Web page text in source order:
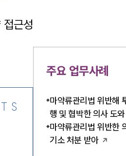
근성
주요 업무사례
마약류관리법 위반해
행 및 협박한 의사 도
마약류관리법 위반한
기소 처분 받아